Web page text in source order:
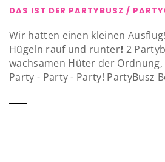
DAS IST DER PARTYBUSZ /
Wir hatten einen kleinen
Hügeln rauf und runter❗️ 2
wachsamen Hüter der
Party - Party - Party! PartyBusz